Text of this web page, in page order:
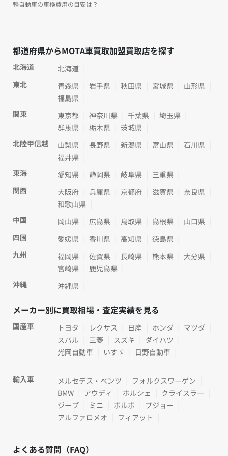
軽自動車の車検費用の目安は？
都道府県からMOTA車買取加盟買取店を探す
北海道
北海道
東北
青森県 岩手県 秋田県 宮城県
山形県
福島県
関東
東京都 神奈川県 千葉県
埼玉県
群馬県
栃木県
茨城県
北陸甲信越
山梨県 長野県 新潟県 富山県
石川県
福井県
東海
愛知県 静岡県 岐阜県
三重県
関西
大阪府 兵庫県 京都府 滋賀県
奈良県
和歌山県
中国
岡山県 広島県 鳥取県 島根県
山口県
四国
愛媛県 香川県 高知県
徳島県
九州
福岡県 佐賀県 長崎県 熊本県
大分県
宮崎県
鹿児島県
沖縄
沖縄県
メーカー別に買取相場・査定実績を見る
国産車 トヨタ レクサス 日産 ホンダ
マツダ
スバル
三菱 スズキ
ダイハツ
光岡自動車
いすゞ 日野自動車
輸入車 メルセデス・ベンツ
フォルクスワーゲン
BMW
アウディ ポルシェ
クライスラー
ジープ
ミニ ボルボ
プジョー
アルファロメオ
フィアット
よくある質問（FAQ）